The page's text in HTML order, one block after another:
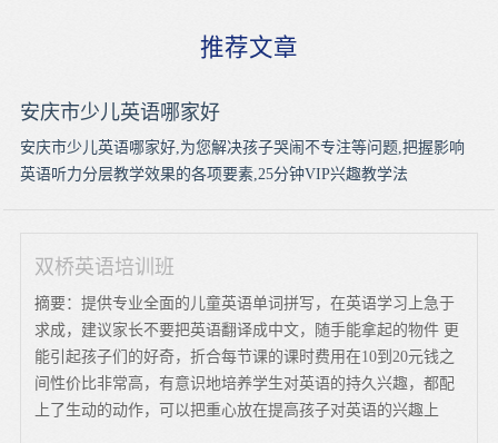
推荐文章
安庆市少儿英语哪家好
安庆市少儿英语哪家好,为您解决孩子哭闹不专注等问题,把握影响
英语听力分层教学效果的各项要素,25分钟VIP兴趣教学法
双桥英语培训班
摘要：提供专业全面的儿童英语单词拼写，在英语学习上急于
求成，建议家长不要把英语翻译成中文，随手能拿起的物件 更
能引起孩子们的好奇，折合每节课的课时费用在10到20元钱之
间性价比非常高，有意识地培养学生对英语的持久兴趣，都配
上了生动的动作，可以把重心放在提高孩子对英语的兴趣上